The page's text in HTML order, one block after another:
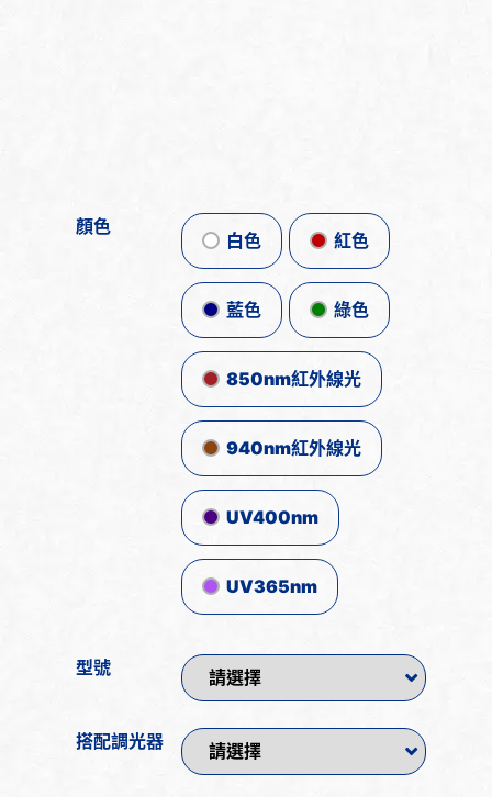
顏色
白色 紅色
藍色 綠色
850nm紅外線光
940nm紅外線光
UV400nm
UV365nm
型號
搭配調光器